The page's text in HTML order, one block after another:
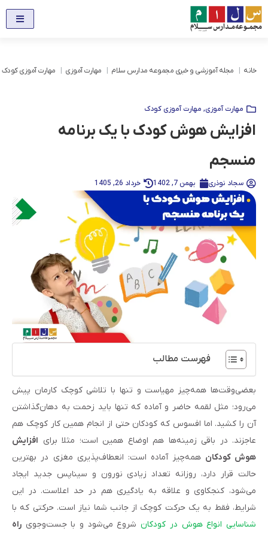
خانه مجله آموزشی و خبری مجموعه مدارس سلام مهارت آموزی مهارت آموزی کودک
مهارت آموزی, مهارت آموزی کودک
افزایش هوش کودک با یک برنامه
منسجم
سجاد نوذری بهمن 7, 1402 خرداد 26, 1405
فهرست مطالب
بعضی‌وقت‌ها همه‌چیز مهیاست و تنها با تلاشی کوچک کارمان پیش
می‌رود؛ مثل لقمه حاضر و آماده که تنها باید زحمت به دهان‌گذاشتن
آن را کشید. اما افسوس که کودکان حتی از انجام همین کار کوچک هم
عاجزند. در باقی زمینه‌ها هم اوضاع همین است؛ مثلا برای افزایش
هوش کودکان همه‌چیز آماده است: انعطاف‌پذیری مغزی در بهترین
حالت قرار دارد، روزانه تعداد زیادی نورون و سیناپس‌ جدید ایجاد
می‌شود، کنجکاوی و علاقه به یادگیری هم در حد اعلاست. در این
شرایط، فقط به یک حرکت کوچک از جانب شما نیاز است. حرکتی که با
شناسایی انواع هوش در کودکان شروع می‌شود و با جست‌وجوی راه‌